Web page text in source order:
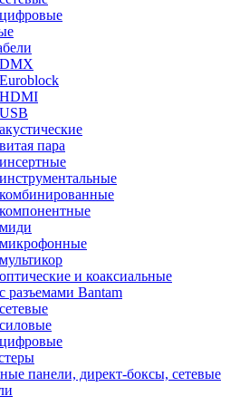
пара
и коаксиальные
разъемами Bantam
панели, директ-боксы, сетевые